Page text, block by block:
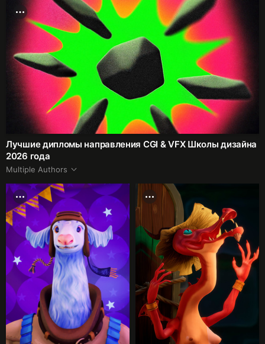
Лучшие дипломы направления CGI & VFX Школы дизайна
2026 года
Multiple Authors